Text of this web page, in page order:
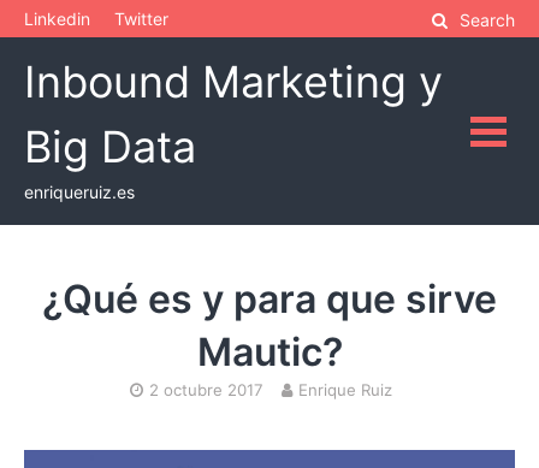
Skip
content
Linkedin Twitter Search
Inbound Marketing y
Big Data
enriqueruiz.es
¿Qué es y para que sirve
Mautic?
2 octubre 2017 Enrique Ruiz